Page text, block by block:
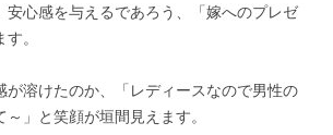
安心感を与えるであろう、「嫁へのプレゼ
。
が溶けたのか、「レディースなので男性の
」と笑顔が垣間見えます。